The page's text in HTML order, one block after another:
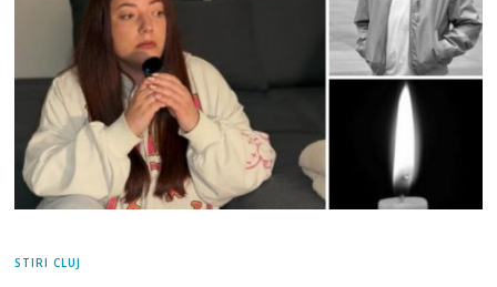
STIRI CLUJ